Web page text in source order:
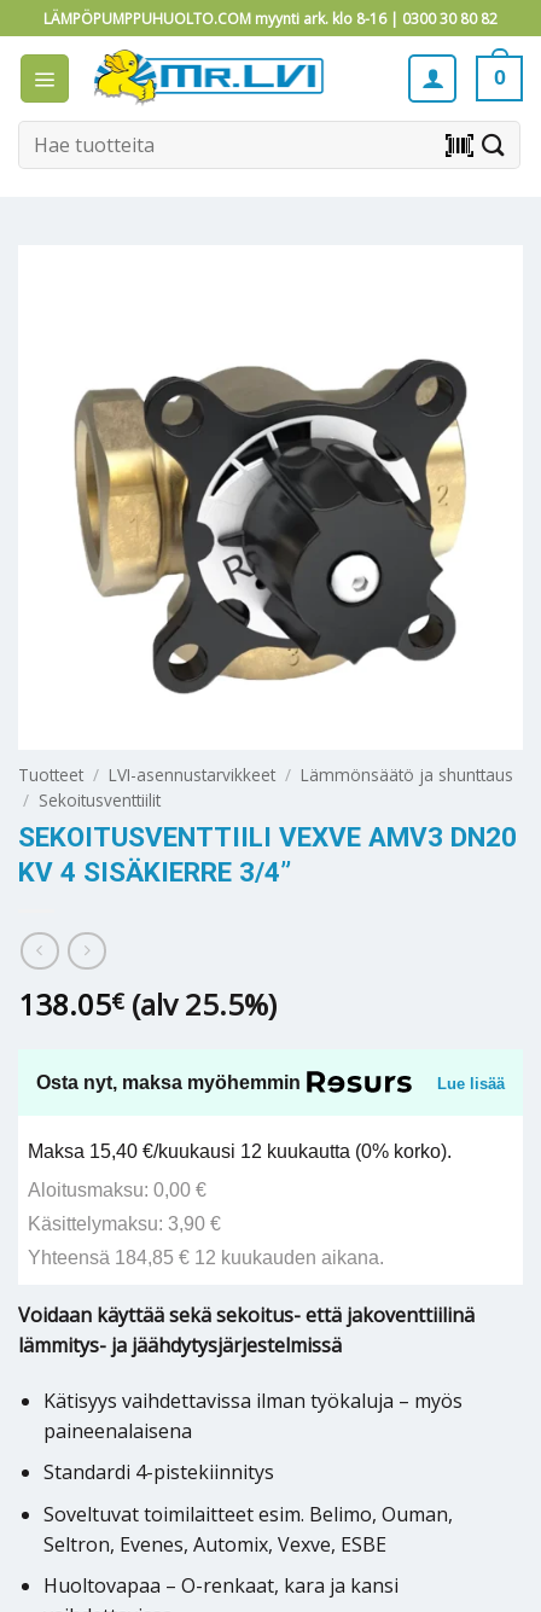
to
content
LÄMPÖPUMPPUHUOLTO.COM myynti ark. klo 8-16 | 0300 30 80 82
0
Etsi: barcode_scanner
Tuotteet / LVI-asennustarvikkeet / Lämmönsäätö ja shunttaus
/ Sekoitusventtiilit
SEKOITUSVENTTIILI VEXVE AMV3 DN20
KV 4 SISÄKIERRE 3/4”
138.05€ (alv 25.5%)
Osta nyt, maksa myöhemmin Lue lisää
Maksa 15,40 €/kuukausi 12 kuukautta (0% korko).
Aloitusmaksu: 0,00 €
Käsittelymaksu: 3,90 €
Yhteensä 184,85 € 12 kuukauden aikana.
Voidaan käyttää sekä sekoitus- että jakoventtiilinä
lämmitys- ja jäähdytysjärjestelmissä
Kätisyys vaihdettavissa ilman työkaluja – myös
paineenalaisena
Standardi 4-pistekiinnitys
Soveltuvat toimilaitteet esim. Belimo, Ouman,
Seltron, Evenes, Automix, Vexve, ESBE
Huoltovapaa – O-renkaat, kara ja kansi